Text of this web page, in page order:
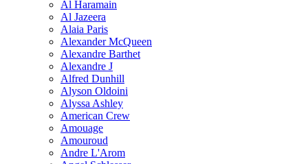
Al Haramain
Al Jazeera
Alaia Paris
Alexander McQueen
Alexandre Barthet
Alexandre J
Alfred Dunhill
Alyson Oldoini
Alyssa Ashley
American Crew
Amouage
Amouroud
Andre L'Arom